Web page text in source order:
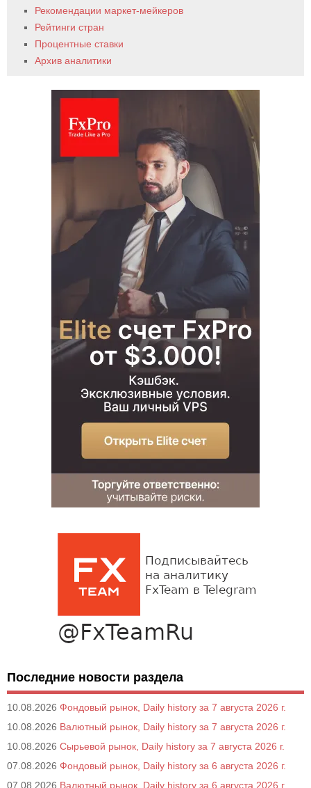
Рекомендации маркет-мейкеров
Рейтинги стран
Процентные ставки
Архив аналитики
Последние новости раздела
10.08.2026 Фондовый рынок, Daily history за 7 августа 2026 г.
10.08.2026 Валютный рынок, Daily history за 7 августа 2026 г.
10.08.2026 Сырьевой рынок, Daily history за 7 августа 2026 г.
07.08.2026 Фондовый рынок, Daily history за 6 августа 2026 г.
07.08.2026 Валютный рынок, Daily history за 6 августа 2026 г.